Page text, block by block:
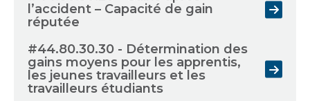
l’accident – Capacité de gain
réputée
#44.80.30.30 - Détermination des
gains moyens pour les apprentis,
les jeunes travailleurs et les
travailleurs étudiants